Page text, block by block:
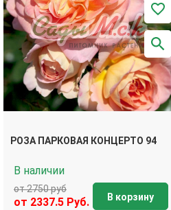
РОЗА ПАРКОВАЯ КОНЦЕРТО 94
В наличии
от 2750 руб
от 2337.5 Руб. В корзину